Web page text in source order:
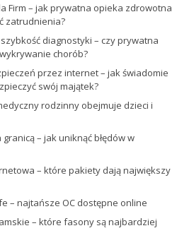
Firm – jak prywatna opieka zdrowotna
zatrudnienia?
diagnostyki – czy prywatna
chorób?
przez internet – jak świadomie
swój majątek?
rodzinny obejmuje dzieci i
– jak uniknąć błędów w
– które pakiety dają największy
– najtańsze OC dostępne online
– które fasony są najbardziej